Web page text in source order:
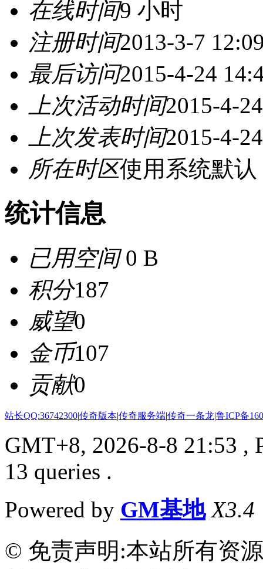
在线时间9 小时
注册时间2013-3-7
最后访问2015-4-24
上次活动时间2015-4-
上次发表时间2015-4-
所在时区使用系统默认
统计信息
已用空间0 B
积分187
威望0
金币107
贡献0
站长QQ:36742300|传奇版本|传奇服务端|传奇一条龙|鲁ICP备
GMT+8, 2026-8-8 21:53 ,
13 queries .
Powered by GM基地 X3.4
© 免责声明:本站所有资